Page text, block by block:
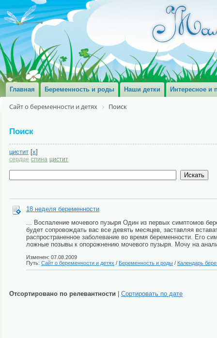
Главная Беременность и роды Наши детки Интересное и
Сайт о беременности и детях Поиск
Поиск
цистит [x]
сердце спина цистит
18 неделя беременности
... Воспаление мочевого пузыря Один из первых симптомов
будет сопровождать вас все девять месяцев, заставляя
распространенное заболевание во время беременности. Его
ложные позывы к опорожнению мочевого пузыря. Мочу на
Изменен: 07.08.2009
Путь: Сайт о беременности и детях / Беременность и роды / Календарь
Отсортировано по релевантности Сортировать по дате